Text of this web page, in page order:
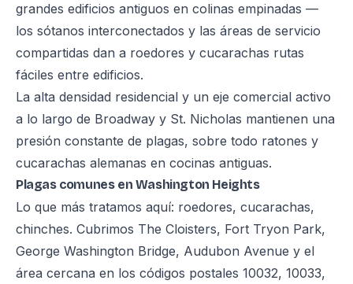
grandes edificios antiguos en colinas empinadas —
los sótanos interconectados y las áreas de servicio
compartidas dan a roedores y cucarachas rutas
fáciles entre edificios.
La alta densidad residencial y un eje comercial activo
a lo largo de Broadway y St. Nicholas mantienen una
presión constante de plagas, sobre todo ratones y
cucarachas alemanas en cocinas antiguas.
Plagas comunes en Washington Heights
Lo que más tratamos aquí: roedores, cucarachas,
chinches. Cubrimos The Cloisters, Fort Tryon Park,
George Washington Bridge, Audubon Avenue y el
área cercana en los códigos postales 10032, 10033,